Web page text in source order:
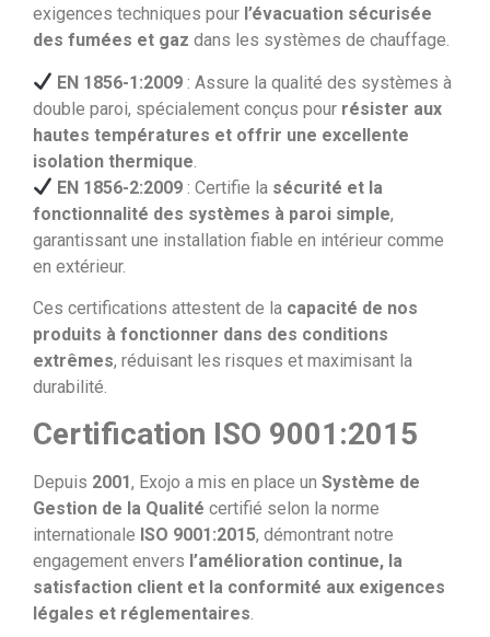
exigences techniques pour l’évacuation sécurisée
des fumées et gaz dans les systèmes de chauffage.
EN 1856-1:2009 : Assure la qualité des systèmes à
double paroi, spécialement conçus pour résister aux
hautes températures et offrir une excellente
isolation thermique
EN 1856-2:2009 : Certifie la sécurité et la
fonctionnalité des systèmes à paroi simple,
garantissant une installation fiable en intérieur comme
en extérieur.
Ces certifications attestent de la capacité de nos
produits à fonctionner dans des conditions
extrêmes, réduisant les risques et maximisant la
durabilité.
Certification ISO 9001:2015
Depuis 2001, Exojo a mis en place un Système de
Gestion de la Qualité certifié selon la norme
internationale ISO 9001:2015, démontrant notre
engagement envers l’amélioration continue, la
satisfaction client et la conformité aux exigences
légales et réglementaires.